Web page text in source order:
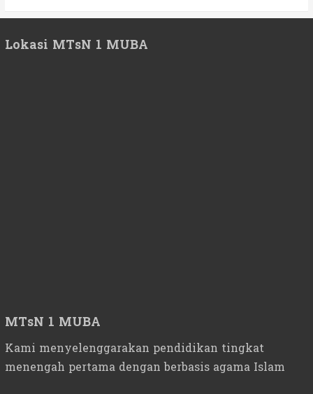
Lokasi MTsN 1 MUBA
MTsN 1 MUBA
Kami menyelenggarakan pendidikan tingkat
menengah pertama dengan berbasis agama Islam